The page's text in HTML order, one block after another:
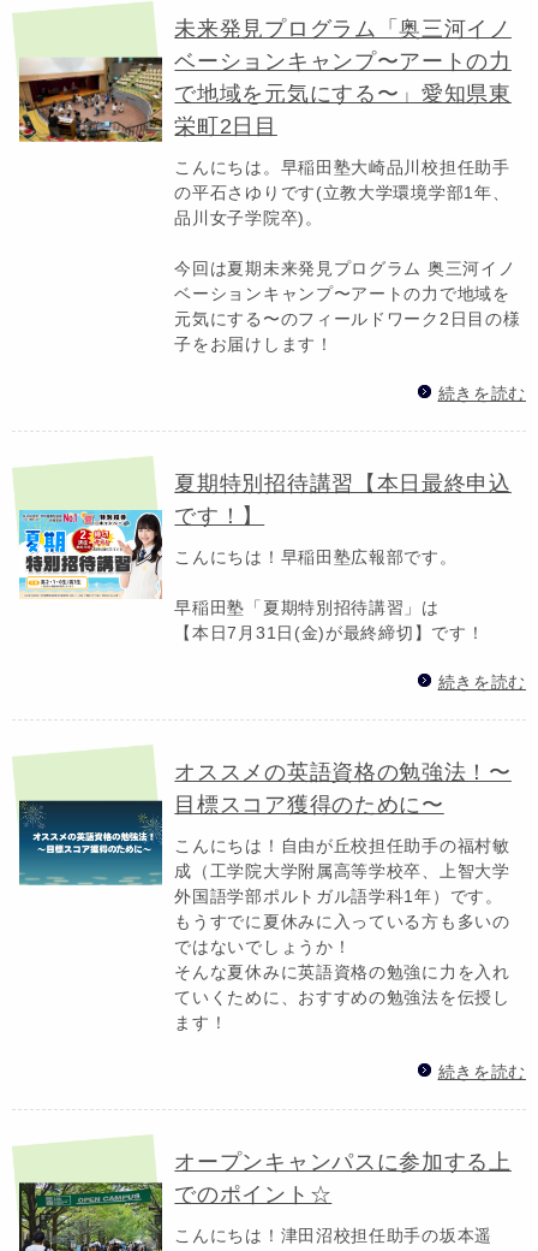
未来発見プログラム「奥三河イノ
ベーションキャンプ〜アートの力
で地域を元気にする〜」愛知県東
栄町2日目
こんにちは。早稲田塾大崎品川校担任助手
の平石さゆりです(立教大学環境学部1年、
品川女子学院卒)。
今回は夏期未来発見プログラム 奥三河イノ
ベーションキャンプ〜アートの力で地域を
元気にする〜のフィールドワーク2日目の様
子をお届けします！
続きを読む
夏期特別招待講習【本日最終申込
です！】
こんにちは！早稲田塾広報部です。
早稲田塾「夏期特別招待講習」は
【本日7月31日(金)が最終締切】です！
続きを読む
オススメの英語資格の勉強法！〜
目標スコア獲得のために〜
こんにちは！自由が丘校担任助手の福村敏
成（工学院大学附属高等学校卒、上智大学
外国語学部ポルトガル語学科1年）です。
もうすでに夏休みに入っている方も多いの
ではないでしょうか！
そんな夏休みに英語資格の勉強に力を入れ
ていくために、おすすめの勉強法を伝授し
ます！
続きを読む
オープンキャンパスに参加する上
でのポイント☆
こんにちは！津田沼校担任助手の坂本遥